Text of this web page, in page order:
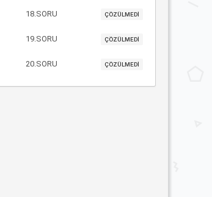
18.SORU ÇÖZÜLMEDİ
19.SORU ÇÖZÜLMEDİ
20.SORU ÇÖZÜLMEDİ